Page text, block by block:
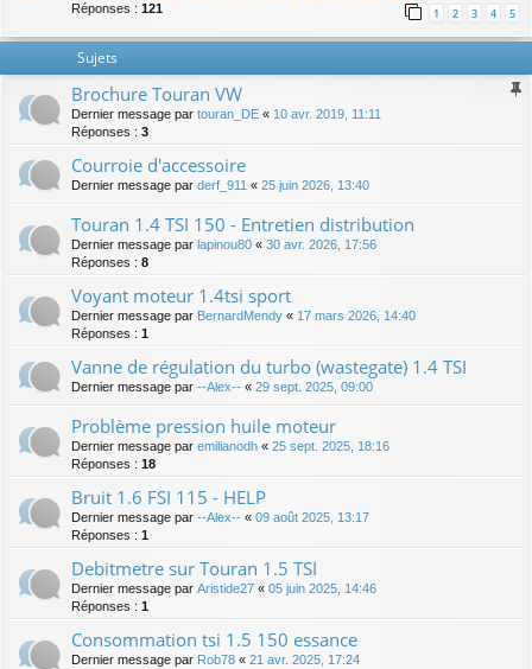
Réponses : 121 1 2 3 4 5
Sujets
Brochure Touran VW
Dernier message par touran_DE « 10 avr. 2019, 11:11
Réponses : 3
Courroie d'accessoire
Dernier message par derf_911 « 25 juin 2026, 13:40
Touran 1.4 TSI 150 - Entretien distribution
Dernier message par lapinou80 « 30 avr. 2026, 17:56
Réponses : 8
Voyant moteur 1.4tsi sport
Dernier message par BernardMendy « 17 mars 2026, 14:40
Réponses : 1
Vanne de régulation du turbo (wastegate) 1.4 TSI
Dernier message par --Alex-- « 29 sept. 2025, 09:00
Problème pression huile moteur
Dernier message par emilianodh « 25 sept. 2025, 18:16
Réponses : 18
Bruit 1.6 FSI 115 - HELP
Dernier message par --Alex-- « 09 août 2025, 13:17
Réponses : 1
Debitmetre sur Touran 1.5 TSI
Dernier message par Aristide27 « 05 juin 2025, 14:46
Réponses : 1
Consommation tsi 1.5 150 essance
Dernier message par Rob78 « 21 avr. 2025, 17:24